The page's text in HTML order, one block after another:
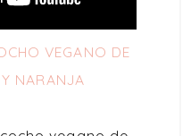
VEGANO DE
NARANJA